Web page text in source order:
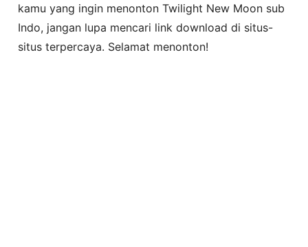
kamu yang ingin menonton Twilight New Moon sub
Indo, jangan lupa mencari link download di situs-
situs terpercaya. Selamat menonton!